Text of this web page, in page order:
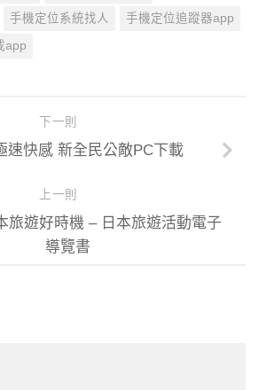
手機定位系統找人 手機定位追蹤器app
app
下一則
速快感 新全民公敵PC下載
上一則
旅遊好時機 – 日本旅遊活動電子
導覽書